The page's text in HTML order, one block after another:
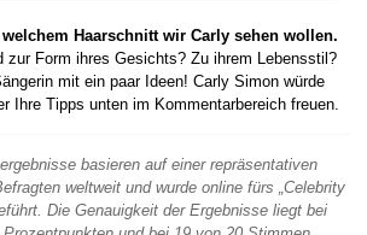
Haarschnitt wir Carly sehen wollen.
zur Form ihres Gesichts? Zu ihrem Lebensstil?
mit ein paar Ideen! Carly Simon würde
Ihre Tipps unten im Kommentarbereich freuen.
basieren auf einer repräsentativen
weltweit und wurde online fürs „Celebrity
Die Genauigkeit der Ergebnisse liegt bei